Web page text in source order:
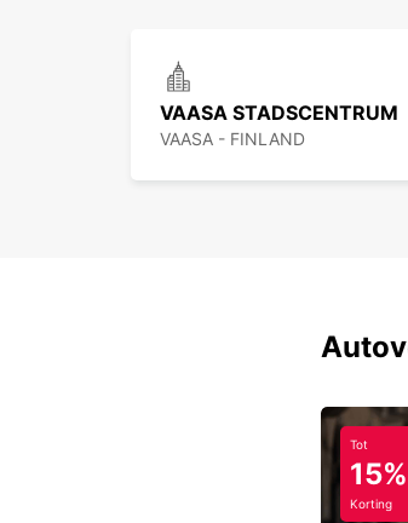
VAASA STADSCENTRUM
VAASA - FINLAND
Tot
15%
Korting